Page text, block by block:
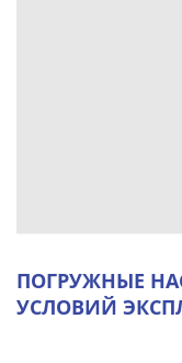
ПОГРУЖНЫЕ
УСЛОВИЙ